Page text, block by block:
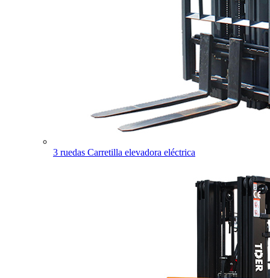
3 ruedas Carretilla elevadora eléctrica